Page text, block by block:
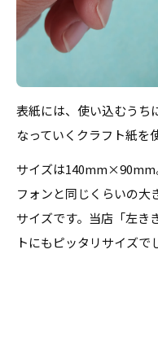
表紙には、使い込むうち
なっていくクラフト紙を
サイズは140mm×90mm
フォンと同じくらいの大
サイズです。当店「左き
トにもピッタリサイズで